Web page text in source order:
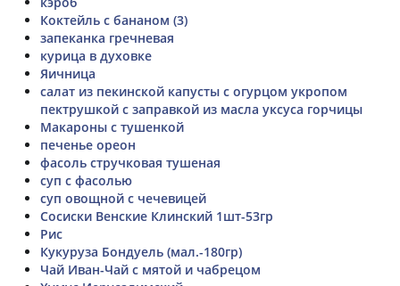
Коктейль с бананом (3)
запеканка гречневая
курица в духовке
Яичница
салат из пекинской капусты с огурцом укропом
пектрушкой с заправкой из масла уксуса горчицы
Макароны с тушенкой
печенье ореон
фасоль стручковая тушеная
суп с фасолью
суп овощной с чечевицей
Сосиски Венские Клинский 1шт-53гр
Рис
Кукуруза Бондуель (мал.-180гр)
Чай Иван-Чай с мятой и чабрецом